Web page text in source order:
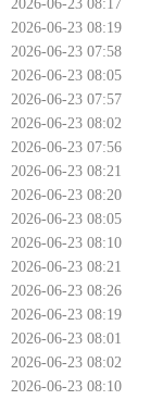
2026-06-23 08:19
2026-06-23 07:58
2026-06-23 08:05
2026-06-23 07:57
2026-06-23 08:02
2026-06-23 07:56
2026-06-23 08:21
2026-06-23 08:20
2026-06-23 08:05
2026-06-23 08:10
2026-06-23 08:21
2026-06-23 08:26
2026-06-23 08:19
2026-06-23 08:01
2026-06-23 08:02
2026-06-23 08:10